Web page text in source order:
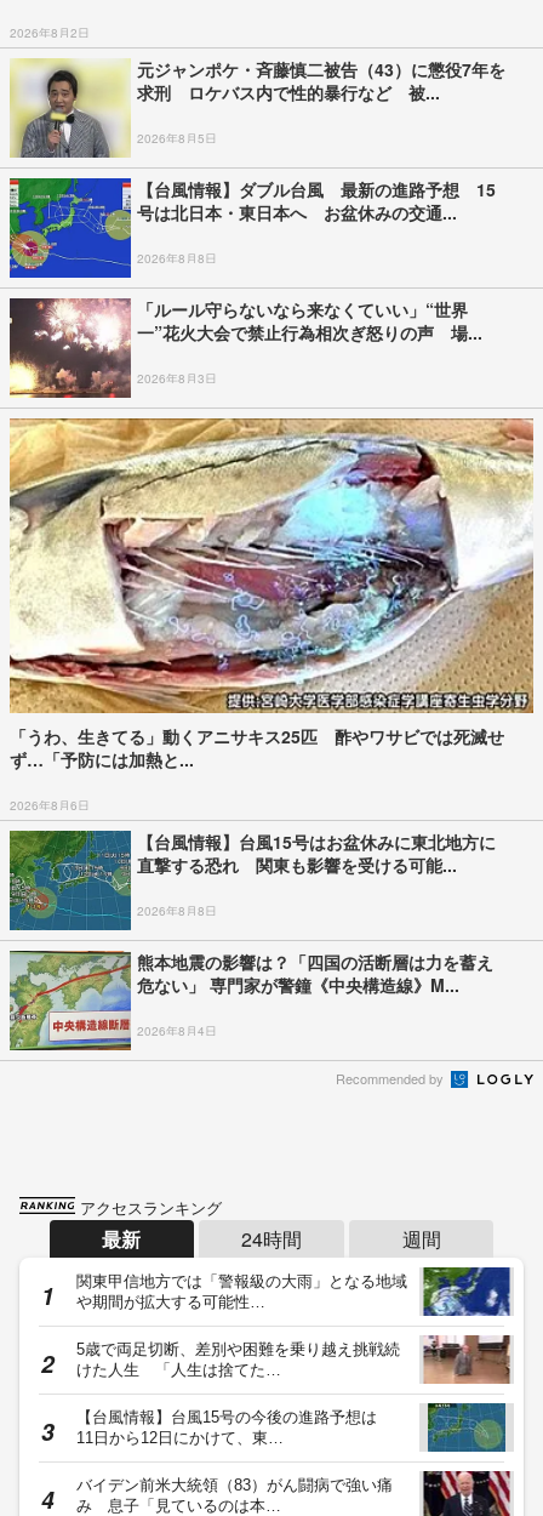
2026年8月2日
元ジャンポケ・斉藤慎二被告（43）に懲役7年を
求刑 ロケバス内で性的暴行など 被...
2026年8月5日
【台風情報】ダブル台風 最新の進路予想 15
号は北日本・東日本へ お盆休みの交通...
2026年8月8日
「ルール守らないなら来なくていい」“世界
一”花火大会で禁止行為相次ぎ怒りの声 場...
2026年8月3日
「うわ、生きてる」動くアニサキス25匹 酢やワサビでは死滅せ
ず…「予防には加熱と...
2026年8月6日
【台風情報】台風15号はお盆休みに東北地方に
直撃する恐れ 関東も影響を受ける可能...
2026年8月8日
熊本地震の影響は？「四国の活断層は力を蓄え
危ない」 専門家が警鐘《中央構造線》M...
2026年8月4日
Recommended by
アクセスランキング
最新 24時間 週間
関東甲信地方では「警報級の大雨」となる地域
や期間が拡大する可能性…
5歳で両足切断、差別や困難を乗り越え挑戦続
けた人生 「人生は捨てた…
【台風情報】台風15号の今後の進路予想は
11日から12日にかけて、東…
バイデン前米大統領（83）がん闘病で強い痛
み 息子「見ているのは本…